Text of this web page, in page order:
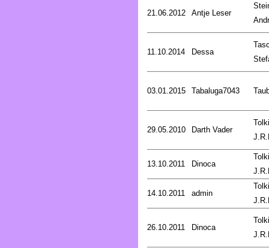
21.06.2012 Antje Leser
11.10.2014 Dessa
03.01.2015 Tabaluga7043
29.05.2010 Darth Vader
13.10.2011 Dinoca
14.10.2011 admin
26.10.2011 Dinoca